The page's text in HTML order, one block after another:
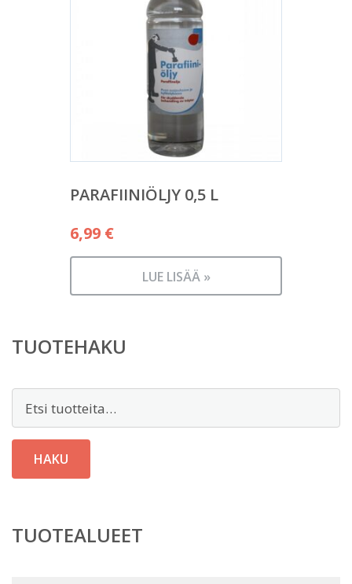
PARAFIINIÖLJY 0,5 L
6,99 €
LUE LISÄÄ »
TUOTEHAKU
HAKU
TUOTEALUEET